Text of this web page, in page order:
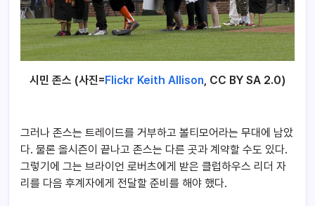
시민 존스 (사진= Flickr Keith Allison, CC BY SA 2.0)
그러나 존스는 트레이드를 거부하고 볼티모어라는 무대에 남았
다. 물론 올시즌이 끝나고 존스는 다른 곳과 계약할 수도 있다.
그렇기에 그는 브라이언 로버츠에게 받은 클럽하우스 리더 자
리를 다음 후계자에게 전달할 준비를 해야 했다.